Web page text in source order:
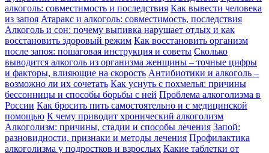
алкоголь: совместимость и последствия Как вывести человека
из запоя Атаракс и алкоголь: совместимость, последствия
Алкоголь и сон: почему выпивка нарушает отдых и как
восстановить здоровый режим Как восстановить организм
после запоя: пошаговая инструкция и советы Сколько
выводится алкоголь из организма женщины – точные цифры
и факторы, влияющие на скорость Антибиотики и алкоголь –
возможно ли их сочетать Как уснуть с похмелья: причины
бессонницы и способы борьбы с ней Проблема алкоголизма в
России Как бросить пить самостоятельно и с медицинской
помощью К чему приводит хронический алкоголизм
Алкоголизм: причины, стадии и способы лечения Запой:
разновидности, признаки и методы лечения Профилактика
алкоголизма у подростков и взрослых Какие таблетки от